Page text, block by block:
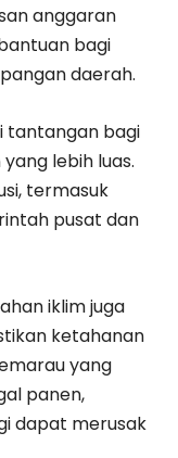
anggaran
bagi
daerah.
tantangan bagi
lebih luas.
termasuk
pusat dan
iklim juga
ketahanan
yang
panen,
dapat merusak